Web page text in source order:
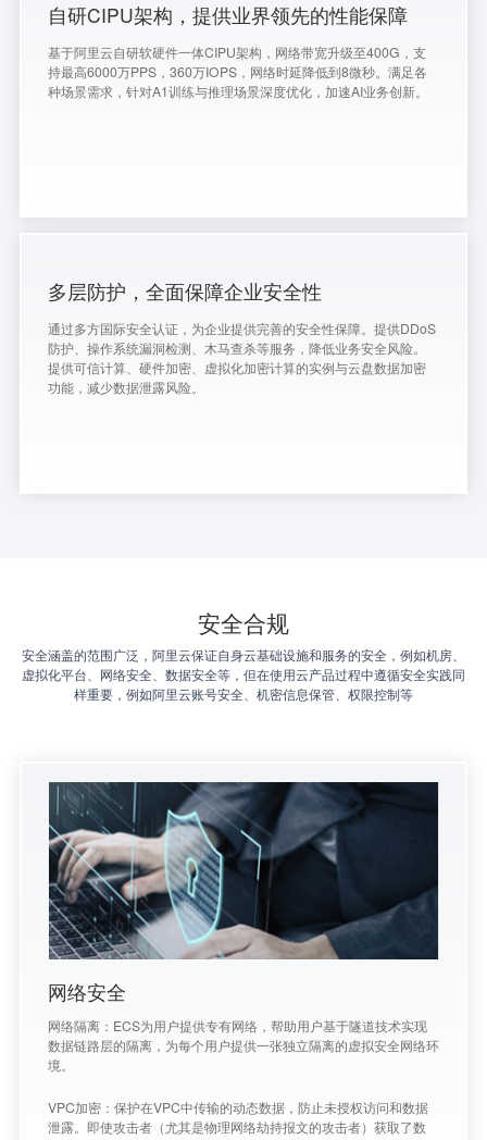
自研CIPU架构，提供业界领先的性能保障
基于阿里云自研软硬件一体CIPU架构，网络带宽升级至400G，支
持最高6000万PPS，360万IOPS，网络时延降低到8微秒。满足各
种场景需求，针对A1训练与推理场景深度优化，加速AI业务创新。
多层防护，全面保障企业安全性
通过多方国际安全认证，为企业提供完善的安全性保障。提供DDoS
防护、操作系统漏洞检测、木马查杀等服务，降低业务安全风险。
提供可信计算、硬件加密、虚拟化加密计算的实例与云盘数据加密
功能，减少数据泄露风险。
安全合规
安全涵盖的范围广泛，阿里云保证自身云基础设施和服务的安全，例如机房、
虚拟化平台、网络安全、数据安全等，但在使用云产品过程中遵循安全实践同
样重要，例如阿里云账号安全、机密信息保管、权限控制等
网络安全
网络隔离：ECS为用户提供专有网络，帮助用户基于隧道技术实现
数据链路层的隔离，为每个用户提供一张独立隔离的虚拟安全网络环
境。
VPC加密：保护在VPC中传输的动态数据，防止未授权访问和数据
泄露。即使攻击者（尤其是物理网络劫持报文的攻击者）获取了数